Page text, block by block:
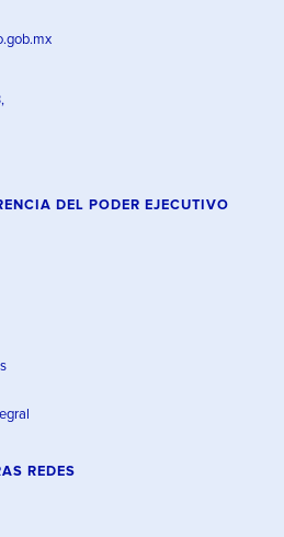
DEL PODER EJECUTIVO
REDES